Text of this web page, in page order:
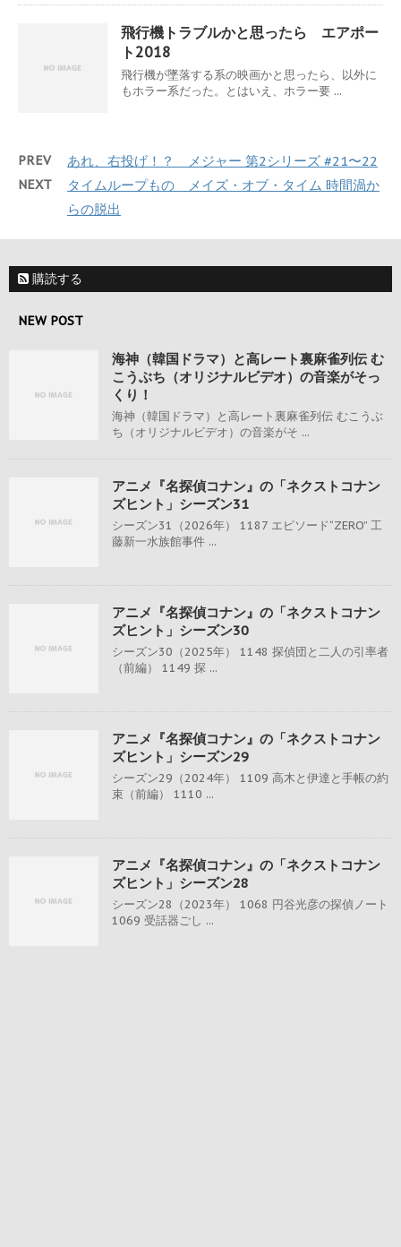
飛行機トラブルかと思ったら エアポー
ト2018
飛行機が墜落する系の映画かと思ったら、以外に
もホラー系だった。とはいえ、ホラー要 ...
PREV あれ、右投げ！？ メジャー 第2シリーズ #21〜22
NEXT
タイムループもの メイズ・オブ・タイム 時間渦か
らの脱出
購読する
NEW POST
海神（韓国ドラマ）と高レート裏麻雀列伝 む
こうぶち（オリジナルビデオ）の音楽がそっ
くり！
海神（韓国ドラマ）と高レート裏麻雀列伝 むこうぶ
ち（オリジナルビデオ）の音楽がそ ...
アニメ『名探偵コナン』の「ネクストコナン
ズヒント」シーズン31
シーズン31（2026年） 1187 エピソード“ZERO” 工
藤新一水族館事件 ...
アニメ『名探偵コナン』の「ネクストコナン
ズヒント」シーズン30
シーズン30（2025年） 1148 探偵団と二人の引率者
（前編） 1149 探 ...
アニメ『名探偵コナン』の「ネクストコナン
ズヒント」シーズン29
シーズン29（2024年） 1109 高木と伊達と手帳の約
束（前編） 1110 ...
アニメ『名探偵コナン』の「ネクストコナン
ズヒント」シーズン28
シーズン28（2023年） 1068 円谷光彦の探偵ノート
1069 受話器ごし ...